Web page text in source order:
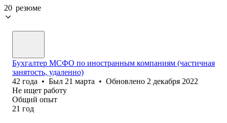
20 резюме
Бухгалтер МСФО по иностранным компаниям (частичная
занятость, удаленно)
42 года • Был 21 марта • Обновлено 2 декабря 2022
Не ищет работу
Общий опыт
21 год